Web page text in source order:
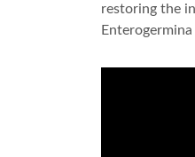
restoring the